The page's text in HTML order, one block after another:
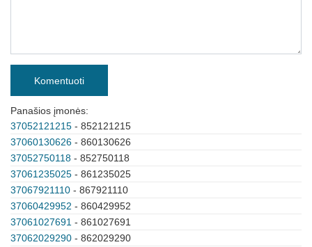
Komentuoti
Panašios įmonės:
37052121215 - 852121215
37060130626 - 860130626
37052750118 - 852750118
37061235025 - 861235025
37067921110 - 867921110
37060429952 - 860429952
37061027691 - 861027691
37062029290 - 862029290